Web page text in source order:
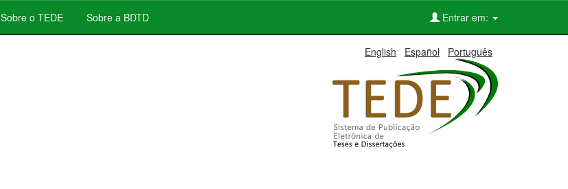
Sobre o TEDE Sobre a BDTD Entrar em:
English Español Português